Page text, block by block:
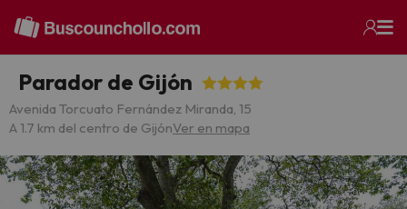
Parador de Gijón
Avenida Torcuato Fernández Miranda, 15
A 1.7 km del centro de GijónVer en mapa